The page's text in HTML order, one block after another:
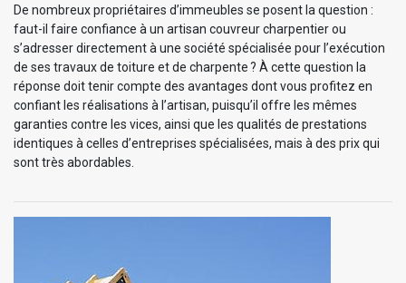
De nombreux propriétaires d’immeubles se posent la question :
faut-il faire confiance à un artisan couvreur charpentier ou
s’adresser directement à une société spécialisée pour l’exécution
de ses travaux de toiture et de charpente ? À cette question la
réponse doit tenir compte des avantages dont vous profitez en
confiant les réalisations à l’artisan, puisqu’il offre les mêmes
garanties contre les vices, ainsi que les qualités de prestations
identiques à celles d’entreprises spécialisées, mais à des prix qui
sont très abordables.